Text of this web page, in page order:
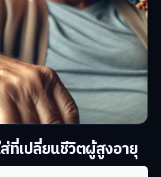
ส่ที่เปลี่ยนชีวิตผู้สูงอายุ